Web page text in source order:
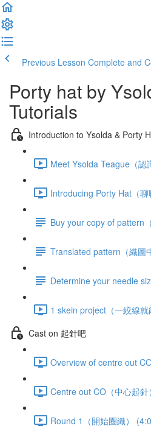
Previous Lesson Complete and
Porty hat by
Tutorials
Introduction to Ysolda & Porty
Meet Ysolda Teague（
Introducing Porty Hat（
Buy your copy of pattern
Translated pattern（織圖
Determine your needle
1 skein project（一絞線
Cast on 起針吧
Overview of centre out
Centre out CO（中心起
Round 1（開始圈織）